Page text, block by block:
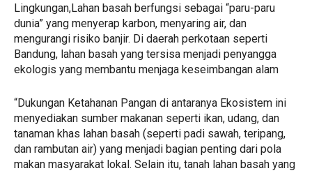
Lingkungan,Lahan basah berfungsi sebagai “paru-paru
dunia” yang menyerap karbon, menyaring air, dan
mengurangi risiko banjir. Di daerah perkotaan seperti
Bandung, lahan basah yang tersisa menjadi penyangga
ekologis yang membantu menjaga keseimbangan alam
“Dukungan Ketahanan Pangan di antaranya Ekosistem ini
menyediakan sumber makanan seperti ikan, udang, dan
tanaman khas lahan basah (seperti padi sawah, teripang,
dan rambutan air) yang menjadi bagian penting dari pola
makan masyarakat lokal. Selain itu, tanah lahan basah yang